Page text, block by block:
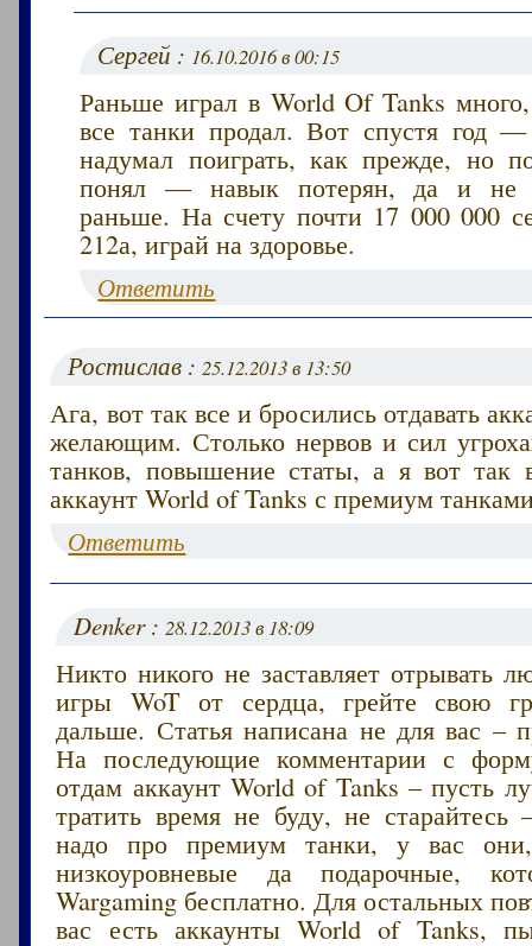
Сергей : 16.10.2016 в 00:15
Раньше играл в World Of Tanks
все танки продал. Вот спустя год —
надумал поиграть, как прежде, но
понял — навык потерян, да и не
раньше. На счету почти 17 000 000
212а, играй на здоровье.
Ответить
Ростислав :25.12.2013 в 13:50
Ага, вот так все и бросились отдавать
желающим. Столько нервов и сил
танков, повышение статы, а я вот так
аккаунт World of Tanks с премиум
Ответить
Denker :28.12.2013 в 18:09
Никто никого не заставляет отрывать
игры WoT от сердца, грейте свою
дальше. Статья написана не для вас –
На последующие комментарии с
отдам аккаунт World of Tanks – пусть
тратить время не буду, не
надо про премиум танки, у вас они,
низкоуровневые да подарочные,
Wargaming бесплатно. Для остальных
вас есть аккаунты World of Tanks,